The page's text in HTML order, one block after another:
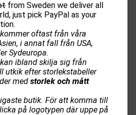
from Sweden we deliver all
just pick PayPal as your
oftast från våra
i annat fall från USA,
Sydeuropa.
ibland skilja sig från
utkik efter storlekstabeller
medstorlek och mått
butik. För att komma till
på logotypen där uppe på